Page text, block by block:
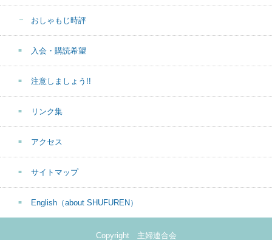
おしゃもじ時評
入会・購読希望
注意しましょう!!
リンク集
アクセス
サイトマップ
English（about SHUFUREN）
Copyright 主婦連合会